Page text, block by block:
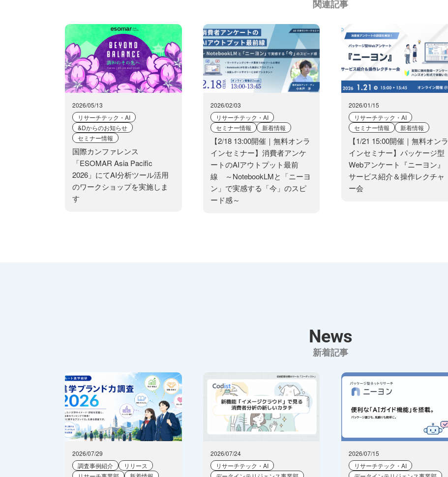
関連記事
2026/05/13
リサーチテック・AI
&Dからのお知らせ
セミナー情報
国際カンファレンス
「ESOMAR Asia Pacific
2026」にてAI分析ツール活用
のワークショップを実施しま
す
2026/02/03
リサーチテック・AI
セミナー情報
新着情報
【2/18 13:00開催｜無料オンラ
インセミナー】消費者アンケ
ートのAIアウトプット最前
線 ～NotebookLMと「ニーヨ
ン」で実感する「今」のスピ
ード感～
2026/01/15
リサーチテック・AI
セミナー情報
新着情報
【1/21 15:00開催｜無料オンラ
インセミナー】パッケージ型
Webアンケート『ニーヨン』
サービス紹介＆操作レクチャ
ー会
News
新着記事
2026/07/29
調査事例紹介
リリース
2026/07/24
リサーチテック・AI
2026/07/15
リサーチテック・AI